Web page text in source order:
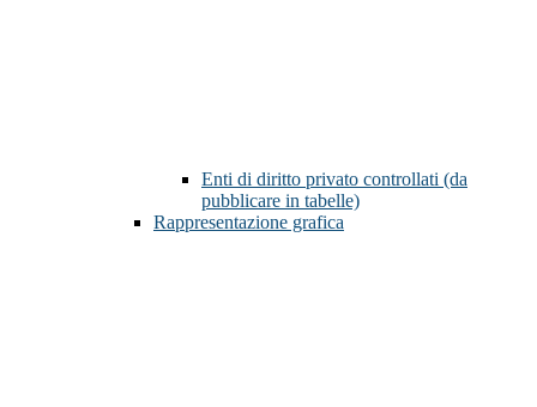
Enti di diritto privato controllati (da
pubblicare in tabelle)
Rappresentazione grafica